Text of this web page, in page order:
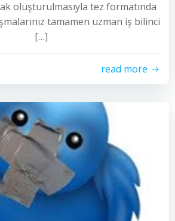
oluşturulmasıyla tez formatında
tamamen uzman iş bilinci
[…]
read more